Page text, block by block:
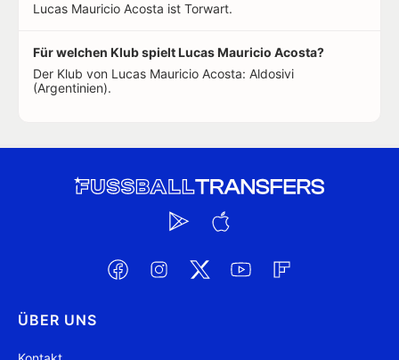
Lucas Mauricio Acosta ist Torwart.
Für welchen Klub spielt Lucas Mauricio Acosta?
Der Klub von Lucas Mauricio Acosta: Aldosivi
(Argentinien).
ÜBER UNS